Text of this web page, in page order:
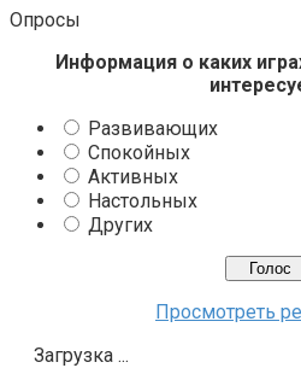
Опросы
Информация о каких
Развивающих
Спокойных
Активных
Настольных
Других
Просмотреть
Загрузка ...